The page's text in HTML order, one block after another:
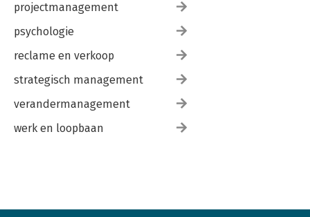
projectmanagement
psychologie
reclame en verkoop
strategisch management
verandermanagement
werk en loopbaan